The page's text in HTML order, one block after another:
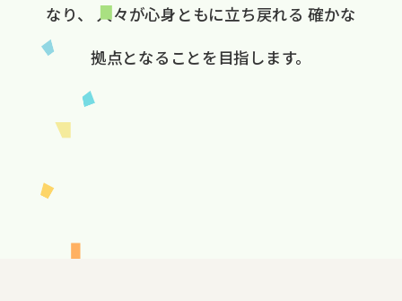
なり、
人々が​心身ともに​立ち戻れる 確かな​
拠点と​なる​ことを​目指します。​